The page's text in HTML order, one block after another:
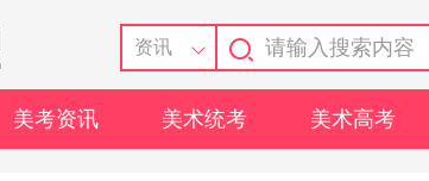
资讯
美考资讯 美术统考 美术高考